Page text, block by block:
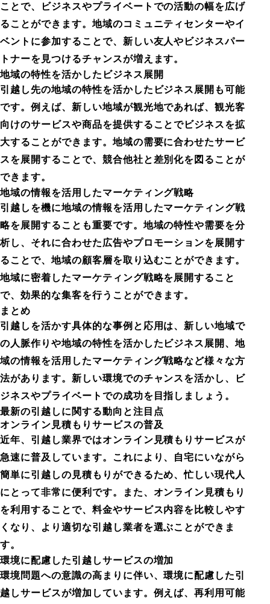
ことで、ビジネスやプライベートでの活動の幅を広げ
ることができます。地域のコミュニティセンターやイ
ベントに参加することで、新しい友人やビジネスパー
トナーを見つけるチャンスが増えます。
地域の特性を活かしたビジネス展開
引越し先の地域の特性を活かしたビジネス展開も可能
です。例えば、新しい地域が観光地であれば、観光客
向けのサービスや商品を提供することでビジネスを拡
大することができます。地域の需要に合わせたサービ
スを展開することで、競合他社と差別化を図ることが
できます。
地域の情報を活用したマーケティング戦略
引越しを機に地域の情報を活用したマーケティング戦
略を展開することも重要です。地域の特性や需要を分
析し、それに合わせた広告やプロモーションを展開す
ることで、地域の顧客層を取り込むことができます。
地域に密着したマーケティング戦略を展開すること
で、効果的な集客を行うことができます。
まとめ
引越しを活かす具体的な事例と応用は、新しい地域で
の人脈作りや地域の特性を活かしたビジネス展開、地
域の情報を活用したマーケティング戦略など様々な方
法があります。新しい環境でのチャンスを活かし、ビ
ジネスやプライベートでの成功を目指しましょう。
最新の引越しに関する動向と注目点
オンライン見積もりサービスの普及
近年、引越し業界ではオンライン見積もりサービスが
急速に普及しています。これにより、自宅にいながら
簡単に引越しの見積もりができるため、忙しい現代人
にとって非常に便利です。また、オンライン見積もり
を利用することで、料金やサービス内容を比較しやす
くなり、より適切な引越し業者を選ぶことができま
す。
環境に配慮した引越しサービスの増加
環境問題への意識の高まりに伴い、環境に配慮した引
越しサービスが増加しています。例えば、再利用可能